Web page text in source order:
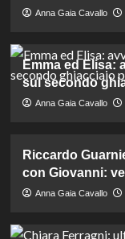
Anna Gaia Cavallo
Emma ed Elisa:
sul secondo
Anna Gaia Cavallo
Riccardo
con Giovanni:
Anna Gaia Cavallo